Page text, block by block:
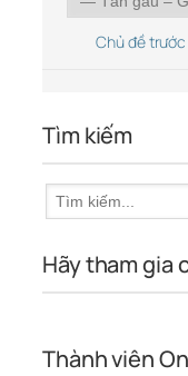
Chủ đề trước
Tìm kiếm
Hãy tham gia
Thành viên